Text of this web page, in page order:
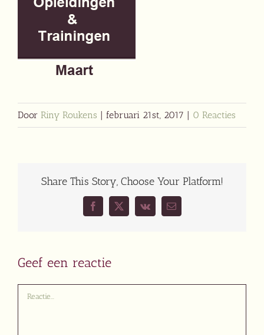
Door Riny Roukens | februari 21st, 2017 | 0 Reacties
Share This Story, Choose Your Platform!
Facebook
X Vk
E-
mail
Geef een reactie
Reactie